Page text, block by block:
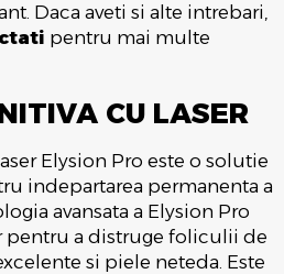
Daca aveti si alte intrebari,
pentru mai multe
CU LASER
Elysion Pro este o solutie
indepartarea permanenta a
avansata a Elysion Pro
pentru a distruge foliculii de
si piele neteda. Este